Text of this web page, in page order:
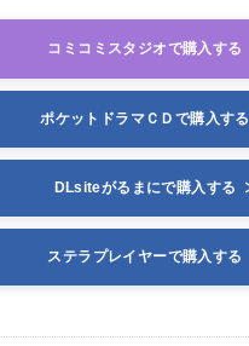
コミコミスタジオで購入する
ポケットドラマＣＤで購入する
DLsiteがるまにで購入する
ステラプレイヤーで購入する